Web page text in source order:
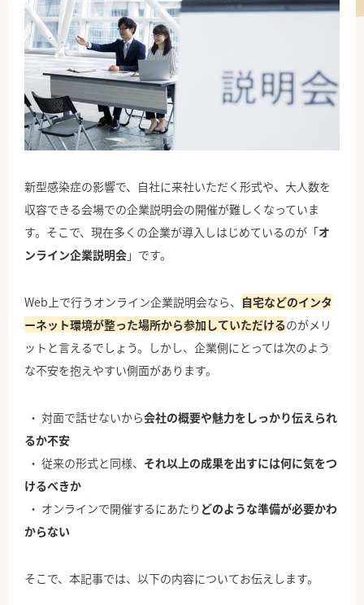
公式X
公式Facebook
新型感染症の影響で、自社に来社いただく形式や、大人数を
収容できる会場での企業説明会の開催が難しくなっていま
す。そこで、現在多くの企業が導入しはじめているのが「オ
ンライン企業説明会 」です。
Web上で行うオンライン企業説明会なら、 自宅などのインタ
ーネット環境が整った場所から参加していただけるのがメリ
ットと言えるでしょう。しかし、企業側にとっては次のよう
な不安を抱えやすい側面があります。
対面で話せないから会社の概要や魅力をしっかり伝えられ
るか不安
従来の形式と同様、 それ以上の成果を出すには何に気をつ
けるべきか
オンラインで開催するにあたり どのような準備が必要かわ
からない
そこで、本記事では、以下の内容についてお伝えします。